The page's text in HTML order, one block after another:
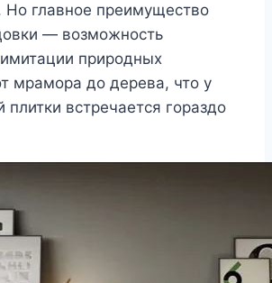
Но главное преимущество
— возможность
природных
мрамора до дерева, что у
плитки встречается гораздо